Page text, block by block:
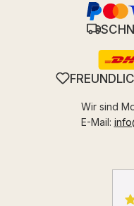
Wir sind
E-Mail: